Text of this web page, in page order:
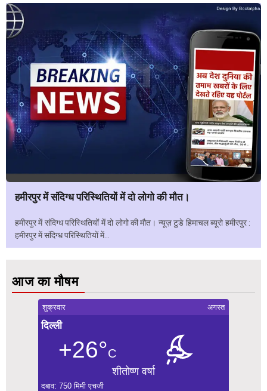
हमीरपुर में संदिग्ध परिस्थितियों में दो लोगो की मौत।
हमीरपुर में संदिग्ध परिस्थितियों में दो लोगो की मौत। न्यूज़ टुडे हिमाचल ब्यूरो हमीरपुर :
हमीरपुर में संदिग्ध परिस्थितियों में...
आज का मौषम
शुक्रवार अगस्त
दिल्ली
+26°C
शीतोष्ण वर्षा
दबाव: 750 मिमी एचजी